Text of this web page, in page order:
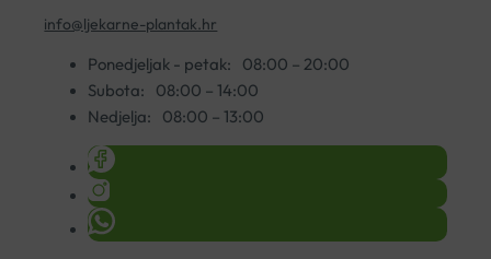
info@ljekarne-plantak.hr
Ponedjeljak - petak:
08:00 – 20:00
Subota:
08:00 – 14:00
Nedjelja:
08:00 – 13:00